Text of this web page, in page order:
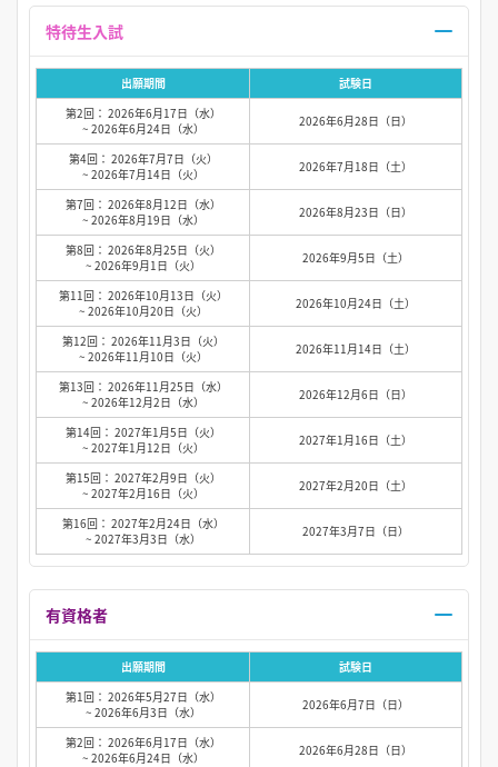
出願期間
試験日
第2回： 2026年6月17日（水）
~ 2026年6月24日（水）
2026年6月28日（日）
第4回： 2026年7月7日（火）
~ 2026年7月14日（火）
2026年7月18日（土）
第7回： 2026年8月12日（水）
~ 2026年8月19日（水）
2026年8月23日（日）
第8回： 2026年8月25日（火）
~ 2026年9月1日（火）
2026年9月5日（土）
第11回： 2026年10月13日（火）
~ 2026年10月20日（火）
2026年10月24日（土）
第12回： 2026年11月3日（火）
~ 2026年11月10日（火）
2026年11月14日（土）
第13回： 2026年11月25日（水）
~ 2026年12月2日（水）
2026年12月6日（日）
第14回： 2027年1月5日（火）
~ 2027年1月12日（火）
2027年1月16日（土）
第15回： 2027年2月9日（火）
~ 2027年2月16日（火）
2027年2月20日（土）
第16回： 2027年2月24日（水）
~ 2027年3月3日（水）
2027年3月7日（日）
出願期間
試験日
第1回： 2026年5月27日（水）
~ 2026年6月3日（水）
2026年6月7日（日）
第2回： 2026年6月17日（水）
~ 2026年6月24日（水）
2026年6月28日（日）